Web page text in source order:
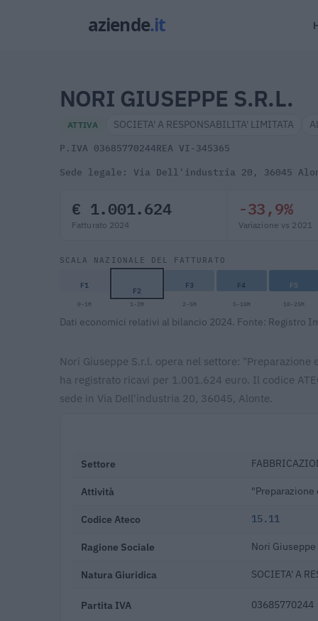
NORI GIUSEPPE S.R.L.
ATTIVA SOCIETA' A RESPONSABILITA' LIMITATA
P.IVA 03685770244REA VI-345365
Sede legale: Via Dell'industria 20, 36045
€ 1.001.624
Fatturato 2024
-33,9%
Variazione vs 2021
SCALA NAZIONALE DEL FATTURATO
F1 F2 F3 F4 F5
0-1M 1-2M 2-5M 5-10M 10-25M
Dati economici relativi al bilancio 2024. Fonte: Registro
Nori Giuseppe S.r.l. opera nel settore:
ha registrato ricavi per 1.001.624 euro. Il codice
sede in Via Dell'industria 20, 36045, Alonte.
Settore
Attività
Codice Ateco 15.11
Ragione Sociale Nori Giuseppe
Natura Giuridica SOCIETA' A
Partita IVA 03685770244